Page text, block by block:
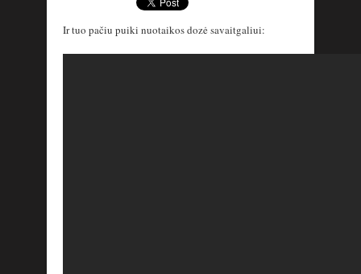
Ir tuo pačiu puiki nuotaikos dozė savaitgaliui: